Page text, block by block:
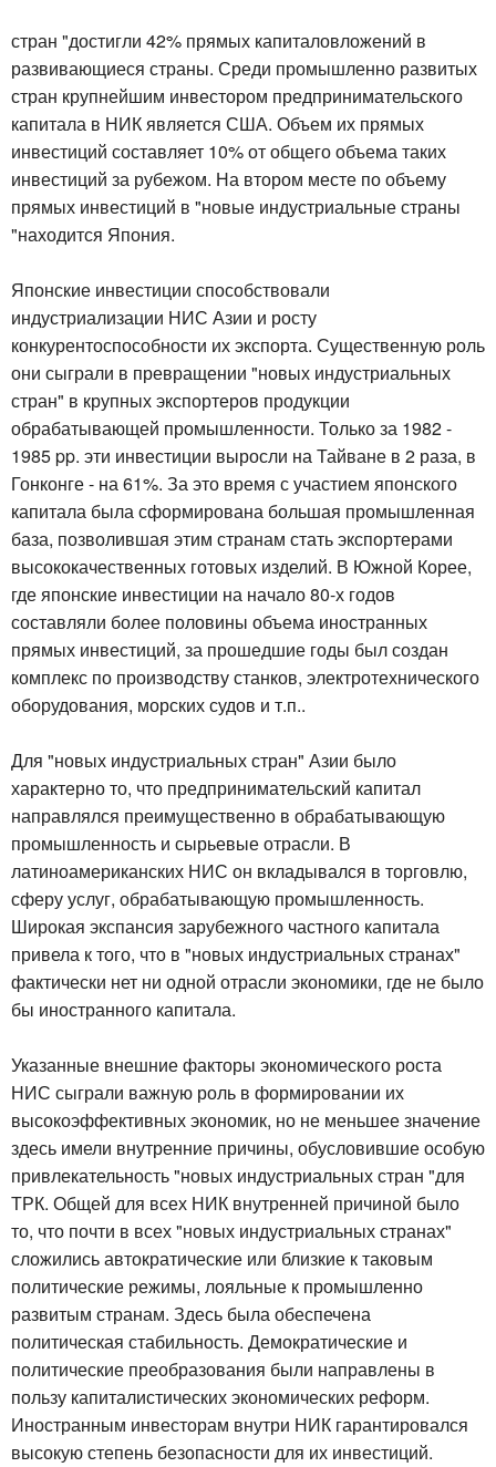
стран "достигли 42% прямых капиталовложений в
развивающиеся страны. Среди промышленно развитых
стран крупнейшим инвестором предпринимательского
капитала в НИК является США. Объем их прямых
инвестиций составляет 10% от общего объема таких
инвестиций за рубежом. На втором месте по объему
прямых инвестиций в "новые индустриальные страны
"находится Япония.
Японские инвестиции способствовали
индустриализации НИС Азии и росту
конкурентоспособности их экспорта. Существенную роль
они сыграли в превращении "новых индустриальных
стран" в крупных экспортеров продукции
обрабатывающей промышленности. Только за 1982 -
1985 pp. эти инвестиции выросли на Тайване в 2 раза, в
Гонконге - на 61%. За это время с участием японского
капитала была сформирована большая промышленная
база, позволившая этим странам стать экспортерами
высококачественных готовых изделий. В Южной Корее,
где японские инвестиции на начало 80-х годов
составляли более половины объема иностранных
прямых инвестиций, за прошедшие годы был создан
комплекс по производству станков, электротехнического
оборудования, морских судов и т.п..
Для "новых индустриальных стран" Азии было
характерно то, что предпринимательский капитал
направлялся преимущественно в обрабатывающую
промышленность и сырьевые отрасли. В
латиноамериканских НИС он вкладывался в торговлю,
сферу услуг, обрабатывающую промышленность.
Широкая экспансия зарубежного частного капитала
привела к того, что в "новых индустриальных странах"
фактически нет ни одной отрасли экономики, где не было
бы иностранного капитала.
Указанные внешние факторы экономического роста
НИС сыграли важную роль в формировании их
высокоэффективных экономик, но не меньшее значение
здесь имели внутренние причины, обусловившие особую
привлекательность "новых индустриальных стран "для
ТРК. Общей для всех НИК внутренней причиной было
то, что почти в всех "новых индустриальных странах"
сложились автократические или близкие к таковым
политические режимы, лояльные к промышленно
развитым странам. Здесь была обеспечена
политическая стабильность. Демократические и
политические преобразования были направлены в
пользу капиталистических экономических реформ.
Иностранным инвесторам внутри НИК гарантировался
высокую степень безопасности для их инвестиций.